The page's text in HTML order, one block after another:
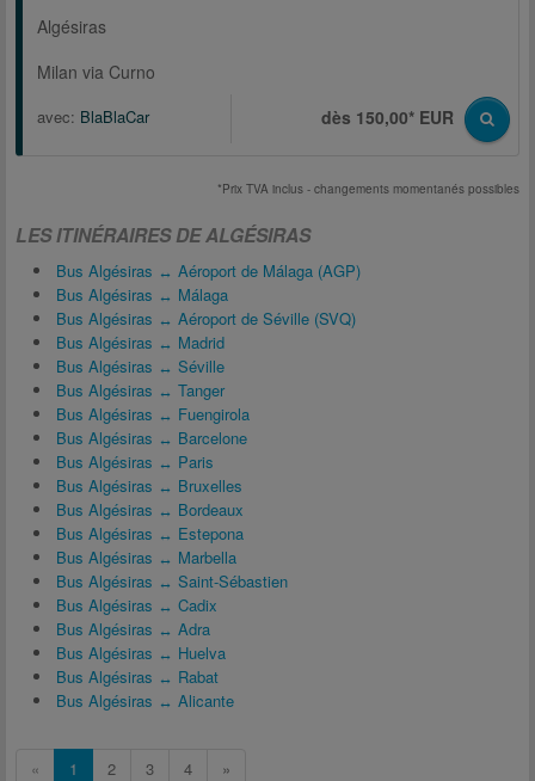
Algésiras
Milan via Curno
avec: BlaBlaCar dès 150,00* EUR
*Prix TVA inclus - changements momentanés possibles
LES ITINÉRAIRES DE ALGÉSIRAS
Bus Algésiras ↔ Aéroport de Málaga (AGP)
Bus Algésiras ↔ Málaga
Bus Algésiras ↔ Aéroport de Séville (SVQ)
Bus Algésiras ↔ Madrid
Bus Algésiras ↔ Séville
Bus Algésiras ↔ Tanger
Bus Algésiras ↔ Fuengirola
Bus Algésiras ↔ Barcelone
Bus Algésiras ↔ Paris
Bus Algésiras ↔ Bruxelles
Bus Algésiras ↔ Bordeaux
Bus Algésiras ↔ Estepona
Bus Algésiras ↔ Marbella
Bus Algésiras ↔ Saint-Sébastien
Bus Algésiras ↔ Cadix
Bus Algésiras ↔ Adra
Bus Algésiras ↔ Huelva
Bus Algésiras ↔ Rabat
Bus Algésiras ↔ Alicante
« 1 2 3 4 »